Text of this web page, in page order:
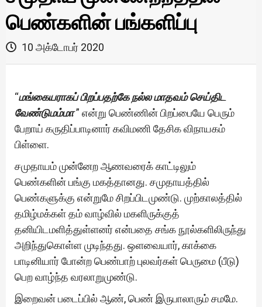
பெண்களின் பங்களிப்பு
10 அக்டோபர் 2020
“மங்கையராகப் பிறப்பதற்கே நல்ல மாதவம் செய்திட
வேண்டுமம்மா” என்று பெண்ணின் பிறப்பையே பெரும்
பேறாய் கருதிப்பாடினார் கவிமணி தேசிக விநாயகம்
பிள்ளை.
சமுதாயம் முன்னேற ஆணவரைக் காட்டிலும்
பெண்களின் பங்கு மகத்தானது. சமுதாயத்தில்
பெண்களுக்கு என்றுமே சிறப்பிடமுண்டு. முற்காலத்தில்
தமிழ்மக்கள் தம் வாழ்வில் மகளிருக்குத்
தனியிடமளித்துள்ளனர் என்பதை சங்க நூல்களிலிருந்து
அறிந்துகொள்ள முடிந்தது. ஒளவையார், காக்கை
பாடினியார் போன்ற பெண்பாற் புலவர்கள் பெருமை (பீடு)
பெற வாழ்ந்த வரலாறுமுண்டு.
இறைவன் படைப்பில் ஆண், பெண் இருபாலாரும் சமமே.